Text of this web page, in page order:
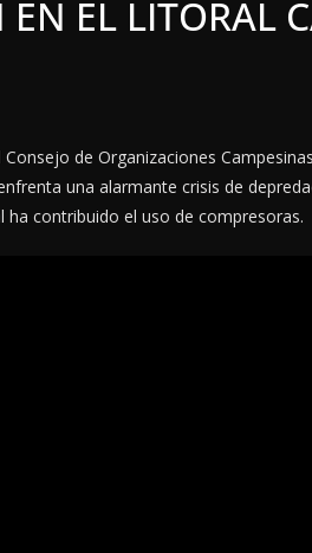
EN EL LITORAL
Consejo de Organizaciones
una alarmante crisis de
contribuido el uso de compresoras.